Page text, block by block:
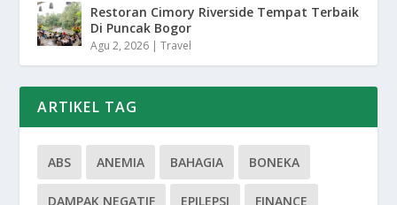
Restoran Cimory Riverside Tempat Terbaik
Di Puncak Bogor
Agu 2, 2026 |Travel
ARTIKEL TAG
ABS ANEMIA BAHAGIA BONEKA
DAMPAK NEGATIF EPILEPSI FINANCE